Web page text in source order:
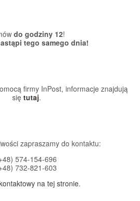
do godziny 12!
tego samego dnia!
firmy InPost, informacje znajdują
się tutaj.
zapraszamy do kontaktu:
574-154-696
732-821-603
na tej stronie.